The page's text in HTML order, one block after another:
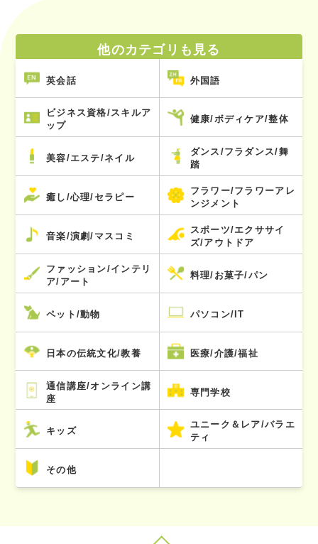
他のカテゴリも見る
英会話 外国語
ビジネス資格/スキルア
ップ
健康/ボディケア/整体
美容/エステ/ネイル
ダンス/フラダンス/舞
踏
癒し/心理/セラピー
フラワー/フラワーアレ
ンジメント
音楽/演劇/マスコミ
スポーツ/エクササイ
ズ/アウトドア
ファッション/インテリ
ア/アート
料理/お菓子/パン
ペット/動物 パソコン/IT
日本の伝統文化/教養 医療/介護/福祉
通信講座/オンライン講
座
専門学校
キッズ
ユニーク＆レア/バラエ
ティ
その他